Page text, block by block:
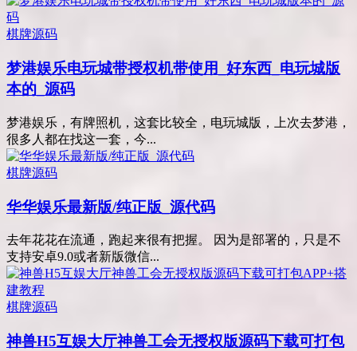
棋牌源码
梦港娱乐电玩城带授权机带使用_好东西_电玩城版
本的_源码
梦港娱乐，有牌照机，这套比较全，电玩城版，上次去梦港，
很多人都在找这一套，今...
棋牌源码
华华娱乐最新版/纯正版_源代码
去年花花在流通，跑起来很有把握。 因为是部署的，只是不
支持安卓9.0或者新版微信...
棋牌源码
神兽H5互娱大厅神兽工会无授权版源码下载可打包